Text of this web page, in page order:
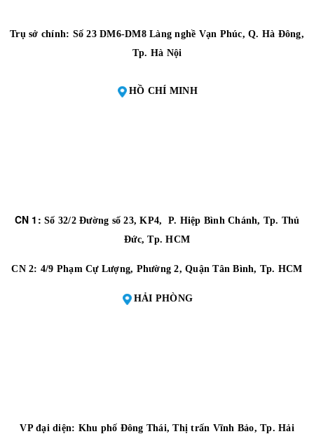
Trụ sở chính: Số 23 DM6-DM8 Làng nghề Vạn Phúc, Q. Hà Đông,
Tp. Hà Nội
HỒ CHÍ MINH
CN 1: Số 32/2 Đường số 23, KP4, P. Hiệp Bình Chánh, Tp. Thủ
Đức, Tp. HCM
CN 2: 4/9 Phạm Cự Lượng, Phường 2, Quận Tân Bình, Tp. HCM
HẢI PHÒNG
VP đại diện: Khu phố Đông Thái, Thị trấn Vĩnh Bảo, Tp. Hải